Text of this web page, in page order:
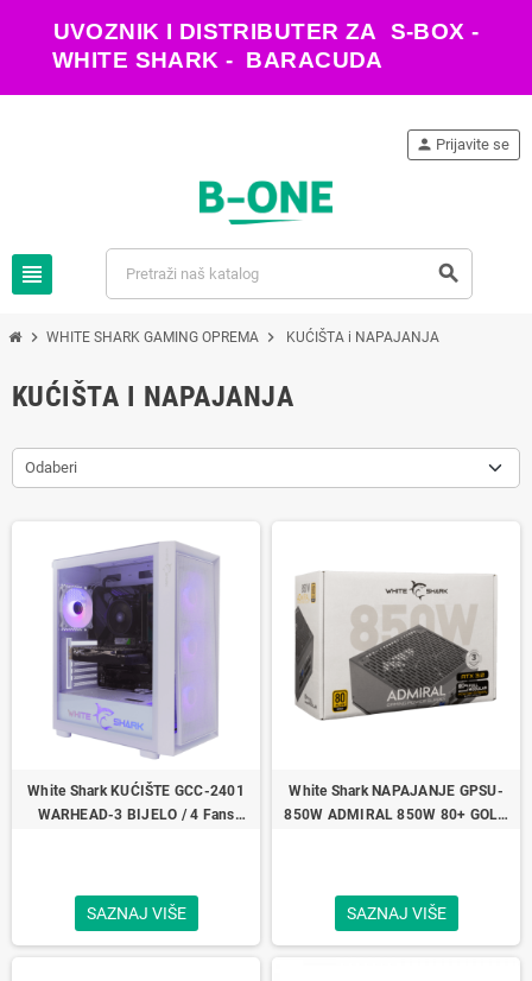
UVOZNIK I DISTRIBUTER ZA S-BOX -
WHITE SHARK - BARACUDA
view_headline search
person Prijavite se
chevron_right WHITE SHARK GAMING OPREMA chevron_right KUĆIŠTA i NAPAJANJA
KUĆIŠTA I NAPAJANJA
Odaberi
White Shark KUĆIŠTE GCC-2401
WARHEAD-3 BIJELO / 4 Fans
SAZNAJ VIŠE
White Shark NAPAJANJE GPSU-
850W ADMIRAL 850W 80+ GOLD
SAZNAJ VIŠE